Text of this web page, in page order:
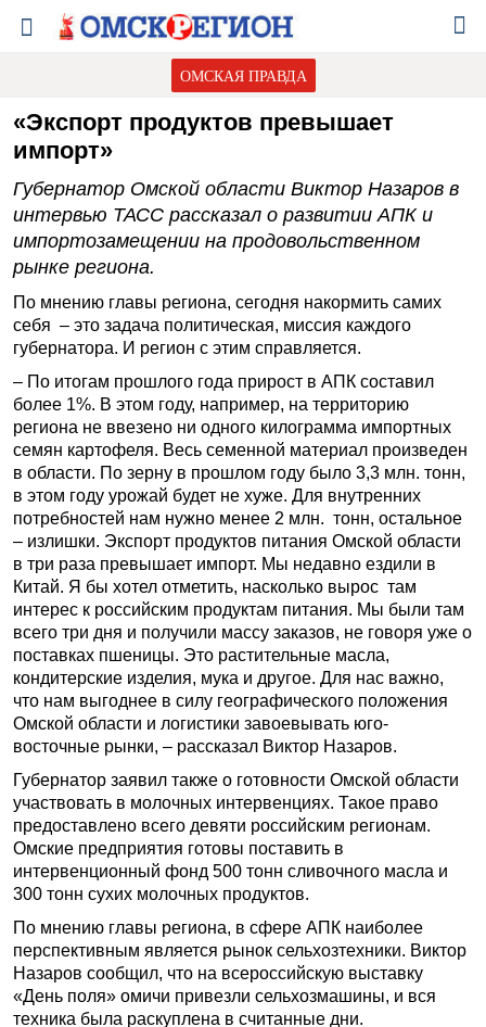
ОМСКАЯ ПРАВДА
«Экспорт продуктов превышает
импорт»
Губернатор Омской области Виктор Назаров в
интервью ТАСС рассказал о развитии АПК и
импортозамещении на продовольственном
рынке региона.
По мнению главы региона, сегодня накормить самих
себя – это задача политическая, миссия каждого
губернатора. И регион с этим справляется.
– По итогам прошлого года прирост в АПК составил
более 1%. В этом году, например, на территорию
региона не ввезено ни одного килограмма импортных
семян картофеля. Весь семенной материал произведен
в области. По зерну в прошлом году было 3,3 млн. тонн,
в этом году урожай будет не хуже. Для внутренних
потребностей нам нужно менее 2 млн. тонн, остальное
– излишки. Экспорт продуктов питания Омской области
в три раза превышает импорт. Мы недавно ездили в
Китай. Я бы хотел отметить, насколько вырос там
интерес к российским продуктам питания. Мы были там
всего три дня и получили массу заказов, не говоря уже о
поставках пшеницы. Это растительные масла,
кондитерские изделия, мука и другое. Для нас важно,
что нам выгоднее в силу географического положения
Омской области и логистики завоевывать юго-
восточные рынки, – рассказал Виктор Назаров.
Губернатор заявил также о готовности Омской области
участвовать в молочных интервенциях. Такое право
предоставлено всего девяти российским регионам.
Омские предприятия готовы поставить в
интервенционный фонд 500 тонн сливочного масла и
300 тонн сухих молочных продуктов.
По мнению главы региона, в сфере АПК наиболее
перспективным является рынок сельхозтехники. Виктор
Назаров сообщил, что на всероссийскую выставку
«День поля» омичи привезли сельхозмашины, и вся
техника была раскуплена в считанные дни.